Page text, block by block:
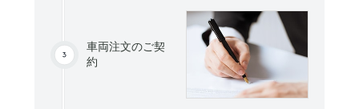
車両注文のご契
約